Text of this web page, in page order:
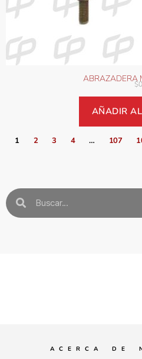
ABRAZADERA$0
AÑADIR
1 2 3 4 … 107
A C E R C A D E N